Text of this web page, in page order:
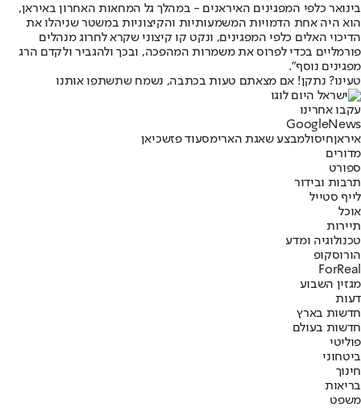
בינואר כלפי המפגינים האיראנים - במהלך גל המחאות האחרון באיראן,
הוא היה אחת הדמויות המשמעותיות והקיצוניות במשטר שניהלו את
הדיכוי האלים כלפי המפגינים, ונקט קו קיצוני שקרא לחרוג מנהלים
פורמליים בכדי לפרוס את משמרות המהפכה, ובכך ולהגביר ולקדם הרג
מפגינים נוסף".
טעינו? נתקן! אם מצאתם טעות בכתבה, נשמח שתשתפו אותנו
עקבו אחרינו
Googl eNews
איראןחיסולמבצע שאגת הארימסעוד פזשכיאן
מדורים
ספורט
תרבות ובידור
לייף סטייל
אוכל
תיירות
טכנולוגיה ומדע
הורוסקופ
ForReal
מגזין השבוע
דעות
חדשות בארץ
חדשות בעולם
פוליטי
ביטחוני
חינוך
בריאות
משפט